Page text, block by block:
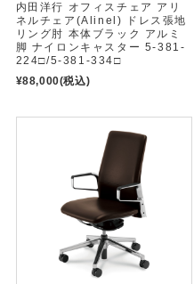
内田洋行 オフィスチェア アリ
ネルチェア(Alinel) ドレス張地
リング肘 本体ブラック アルミ
脚 ナイロンキャスター 5-381-
224□/5-381-334□
¥88,000(税込)